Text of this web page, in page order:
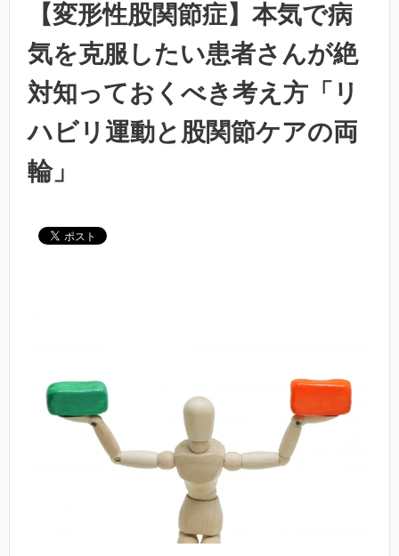
【変形性股関節症】本気で病
気を克服したい患者さんが絶
対知っておくべき考え方「リ
ハビリ運動と股関節ケアの両
輪」